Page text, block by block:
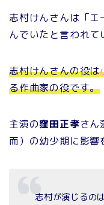
志村けんさんは「
んでいたと言われて
志村けんさんの役は
る作曲家の役です。
主演の窪田正孝さん
而）の幼少期に影響
志村が演じるの